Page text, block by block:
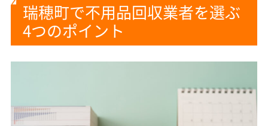
瑞穂町で不用品回収業者を選ぶ
4つのポイント